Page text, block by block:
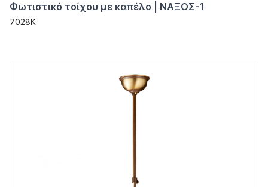
Φωτιστικό τοίχου με καπέλο | ΝΑΞΟΣ-1
7028K